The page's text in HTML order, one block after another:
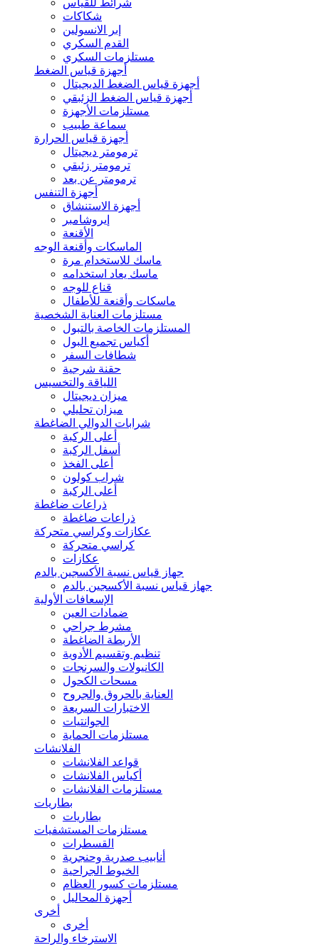
شرائط للقياس
شكاكات
إبر الانسولين
القدم السكري
مستلزمات السكري
أجهزة قياس الضغط
أجهزة قياس الضغط الديجيتال
أجهزة قياس الضغط الزئبقي
مستلزمات الأجهزة
سماعة طبيب
أجهزة قياس الحرارة
ترمومتر ديجيتال
ترمومتر زئبقي
ترمومتر عن بعد
أجهزة التنفس
أجهزة الاستنشاق
إيروشامبر
الأقنعة
الماسكات وأقنعة الوجه
ماسك للاستخدام مرة
ماسك يعاد استخدامه
قناع للوجه
ماسكات وأقنعة للأطفال
مستلزمات العناية الشخصية
المستلزمات الخاصة بالتبول
أكياس تجميع البول
شطافات السفر
حقنة شرجية
اللياقة والتخسيس
ميزان ديجيتال
ميزان تحليلي
شرابات الدوالي الضاغطة
أعلى الركبة
أسفل الركبة
أعلى الفخذ
شراب كولون
أعلى الركبة
ذراعات ضاغطة
ذراعات ضاغطة
عكازات وكراسي متحركة
كراسي متحركة
عكازات
جهاز قياس نسبة الأكسجين بالدم
جهاز قياس نسبة الأكسجين بالدم
الإسعافات الأولية
ضمادات العين
مشرط جراحي
الأربطة الضاغطة
تنظيم وتقسيم الأدوية
الكانيولات والسرنجات
مسحات الكحول
العناية بالحروق والجروح
الاختبارات السريعة
الجوانتيات
مستلزمات الحماية
الفلانشات
قواعد الفلانشات
أكياس الفلانشات
مستلزمات الفلانشات
بطاريات
بطاريات
مستلزمات المستشفيات
القسطرات
أنابيب صدرية وحنجرية
الخيوط الجراحية
مستلزمات كسور العظام
أجهزة المحاليل
أخرى
أخرى
الاسترخاء والراحة